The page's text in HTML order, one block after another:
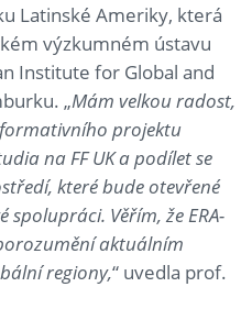
Latinské Ameriky, která
výzkumném ústavu
Institute for Global and
„Mám velkou radost,
projektu
na FF UK a podílet se
které bude otevřené
Věřím, že ERA-
aktuálním
regiony,“ uvedla prof.